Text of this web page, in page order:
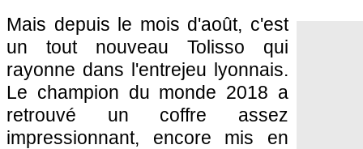
Mais depuis le mois d'août, c'est
un tout nouveau Tolisso qui
rayonne dans l'entrejeu lyonnais.
Le champion du monde 2018 a
retrouvé un coffre assez
impressionnant, encore mis en